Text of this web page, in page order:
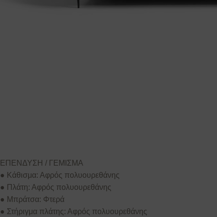
ΕΠΕΝΔΥΣΗ / ΓΕΜΙΣΜΑ
● Κάθισμα: Αφρός πολυουρεθάνης
● Πλάτη: Αφρός πολυουρεθάνης
● Μπράτσα: Φτερά
● Στήριγμα πλάτης: Αφρός πολυουρεθάνης